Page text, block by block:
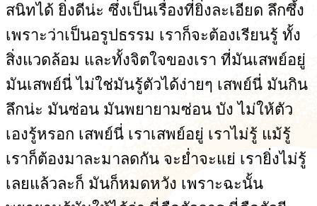
สนิทได้ ยิ่งดีน่ะ ซึ่งเป็นเรื่องที่ยิ่งละเอียด ลึกซึ้ง
เพราะว่าเป็นอรูปธรรม เราก็จะต้องเรียนรู้ ทั้ง
สิ่งแวดล้อม และทั้งจิตใจของเรา ที่มันเสพย์อยู่
มันเสพย์นี่ ไม่ใช่มันรู้ตัวได้ง่ายๆ เสพย์นี่ มันกิน
ลึกน่ะ มันซ่อน มันพยายามซ่อน บัง ไม่ให้ตัว
เองรู้หรอก เสพย์นี่ เราเสพย์อยู่ เราไม่รู้ แม้รู้
เราก็ต้องมาละมาลดกัน จะย่ำจะแย่ เรายิ่งไม่รู้
เลยแล้วละก็ มันก็หมดหวัง เพราะฉะนั้น